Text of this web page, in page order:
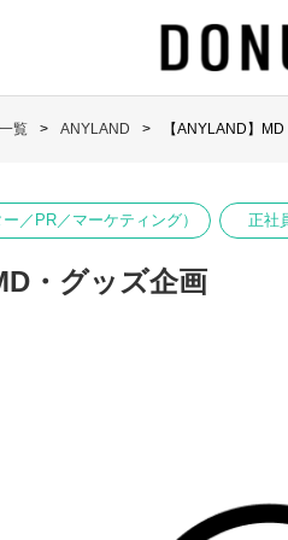
覧 ANYLAND 【ANYLAND】
／PR／マーケティング） 正社
・グッズ企画